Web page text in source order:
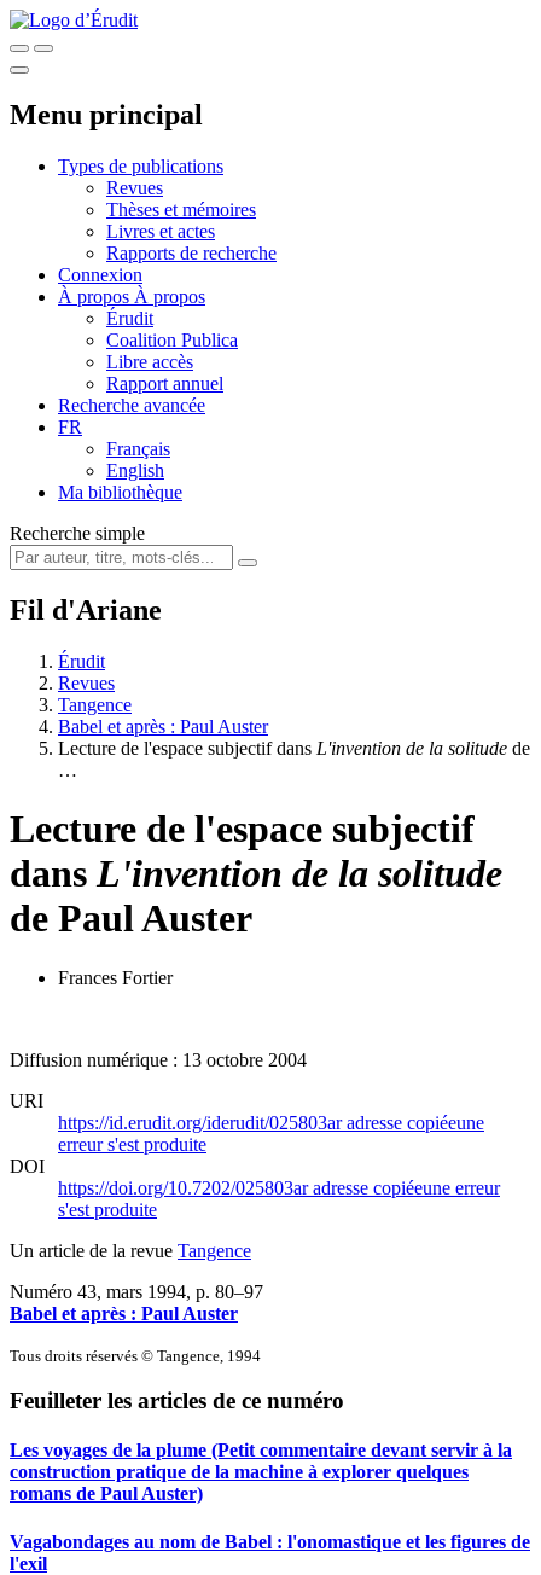
Menu principal
Types de publications
Revues
Thèses et mémoires
Livres et actes
Rapports de recherche
Connexion
À propos À propos
Érudit
Coalition Publica
Libre accès
Rapport annuel
Recherche avancée
FR
Français
English
Ma bibliothèque
Recherche simple
Fil d'Ariane
Érudit
Revues
Tangence
Babel et après : Paul Auster
Lecture de l'espace subjectif dans L'invention de la solitude de
…
Lecture de l'espace subjectif
dans L'invention de la solitude
de Paul Auster
Frances Fortier
Diffusion numérique : 13 octobre 2004
URI
https://id.erudit.org/iderudit/025803aradresse copiéeune
erreur s'est produite
DOI
https://doi.org/10.7202/025803aradresse copiéeune erreur
s'est produite
Un article de la revue Tangence
Numéro 43, mars 1994, p. 80–97
Babel et après : Paul Auster
Tous droits réservés © Tangence, 1994
Feuilleter les articles de ce numéro
Les voyages de la plume (Petit commentaire devant servir à la
construction pratique de la machine à explorer quelques
romans de Paul Auster)
Vagabondages au nom de Babel : l'onomastique et les figures de
l'exil